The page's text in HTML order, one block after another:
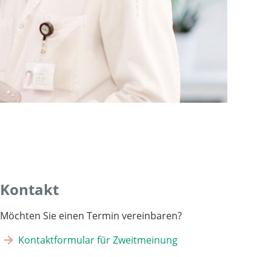
Kontakt
Möchten Sie einen Termin vereinbaren?
Kontaktformular für Zweitmeinung